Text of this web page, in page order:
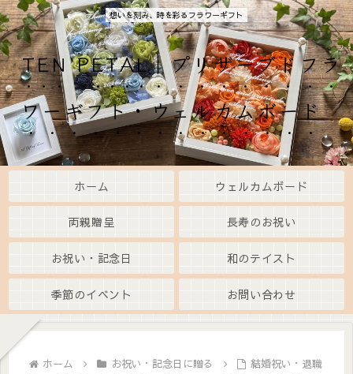
想いを刻み、時を彩るフラワーギフト
TEN PETAL｜プリザーブドフラ
ワーギフト・ウェルカムボード
ホーム ウェルカムボード
両親贈呈 長寿のお祝い
お祝い・記念日 和のテイスト
季節のイベント お問い合わせ
ホーム お祝い・記念日に贈る
結婚祝い・退職